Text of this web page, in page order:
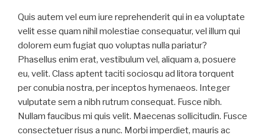
Quis autem vel eum iure reprehenderit qui in ea voluptate
velit esse quam nihil molestiae consequatur, vel illum qui
dolorem eum fugiat quo voluptas nulla pariatur?
Phasellus enim erat, vestibulum vel, aliquam a, posuere
eu, velit. Class aptent taciti sociosqu ad litora torquent
per conubia nostra, per inceptos hymenaeos. Integer
vulputate sem a nibh rutrum consequat. Fusce nibh.
Nullam faucibus mi quis velit. Maecenas sollicitudin. Fusce
consectetuer risus a nunc. Morbi imperdiet, mauris ac